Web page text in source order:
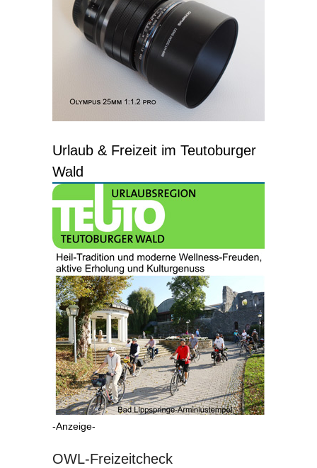
Urlaub & Freizeit im Teutoburger
Wald
-Anzeige-
OWL-Freizeitcheck